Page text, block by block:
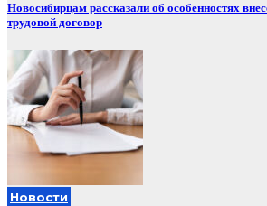
Новосибирцам рассказали об особенностях
трудовой договор
Новости